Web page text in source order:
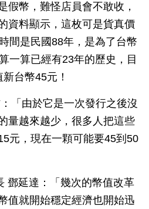
假幣，難怪店員會不敢收，
資料顯示，這枚可是貨真價
間是民國88年，是為了台幣
一算已經有23年的歷史，目
台幣45元！
「由於它是一次發行之後沒
量越來越少，很多人把這些
元，現在一顆可能要45到50
鄧延達：「幾次的幣值改革
值就開始穩定經濟也開始迅